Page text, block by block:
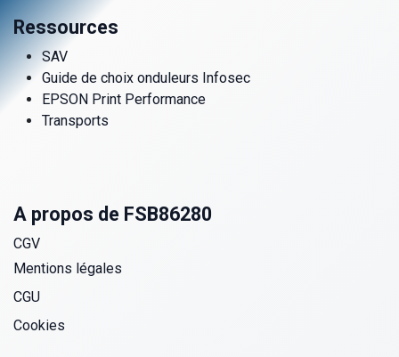
Ressources
SAV
Guide de choix onduleurs Infosec
EPSON Print Performance
Transports
A propos de FSB86280
CGV
Mentions légales
CGU
Cookies